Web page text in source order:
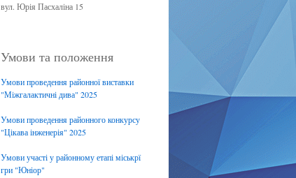
вул. Юрія Пасхаліна 15
Умови та положення
Умови проведення районної виставки
"Міжгалактичні дива" 2025
Умови проведення районного конкурсу
"Цікава інженерія" 2025
Умови участі у районному етапі міськрї
гри "Юніор"